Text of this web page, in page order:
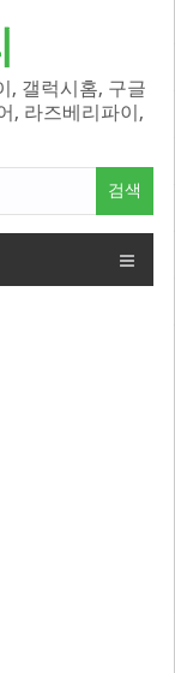
, 갤럭시홈, 구글
, 라즈베리파이,